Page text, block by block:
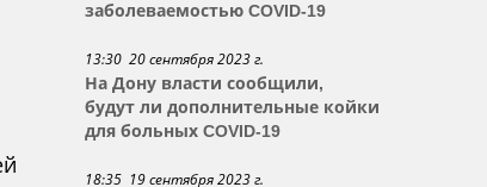
заболеваемостью COVID-19
13:30 20 сентября 2023 г.
На Дону власти сообщили,
будут ли дополнительные койки
для больных COVID-19
18:35 19 сентября 2023 г.